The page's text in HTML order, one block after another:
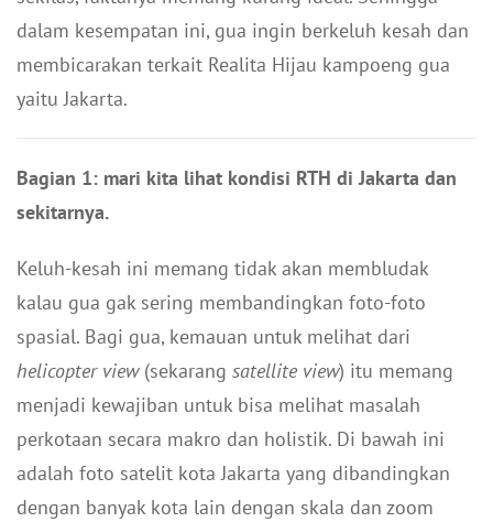
dalam kesempatan ini, gua ingin berkeluh kesah dan
membicarakan terkait Realita Hijau kampoeng gua
yaitu Jakarta.
Bagian 1: mari kita lihat kondisi RTH di Jakarta dan
sekitarnya.
Keluh-kesah ini memang tidak akan membludak
kalau gua gak sering membandingkan foto-foto
spasial. Bagi gua, kemauan untuk melihat dari
helicopter view(sekarang satellite view) itu memang
menjadi kewajiban untuk bisa melihat masalah
perkotaan secara makro dan holistik. Di bawah ini
adalah foto satelit kota Jakarta yang dibandingkan
dengan banyak kota lain dengan skala dan zoom